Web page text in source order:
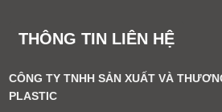
THÔNG TIN LIÊN HỆ
CÔNG TY TNHH SẢN XUẤT VÀ
PLASTIC